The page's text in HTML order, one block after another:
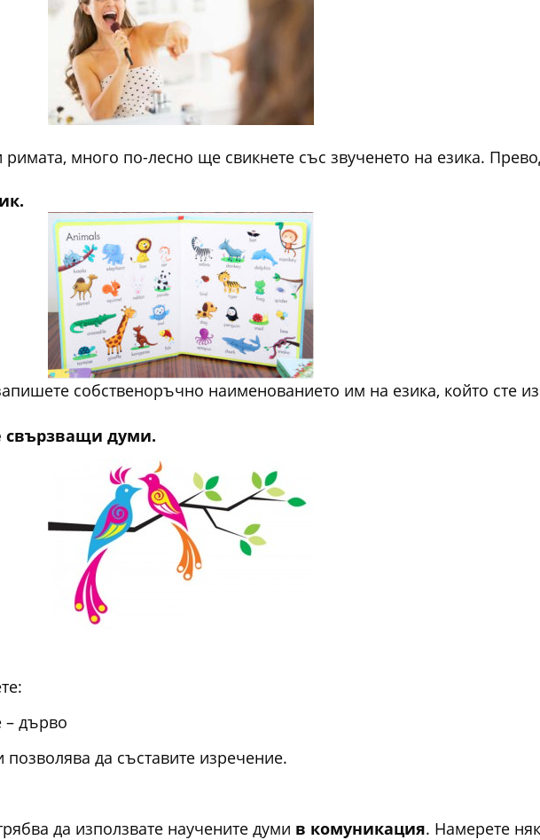
много по-лесно ще свикнете със звученето на езика.
собственоръчно наименованието им на езика, който
свързващи думи.
– дърво
позволява да съставите изречение.
да използвате научените думи в комуникация. Намерете